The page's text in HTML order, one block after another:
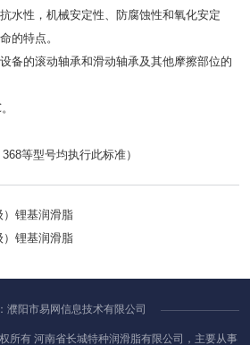
水性，机械安定性、防腐蚀性和氧化安定
的特点。
备的滚动轴承和滑动轴承及其他摩擦部位的
等型号均执行此标准）
）锂基润滑脂
）锂基润滑脂
濮阳市易网信息技术有限公司
所有 河南省长城特种润滑脂有限公司，主要从事